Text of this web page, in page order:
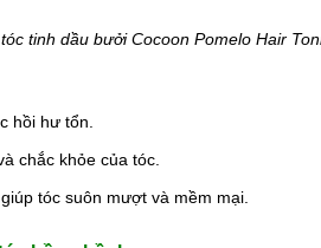
tinh dầu bưởi Cocoon Pomelo Hair
hồi hư tổn.
chắc khỏe của tóc.
tóc suôn mượt và mềm mại.